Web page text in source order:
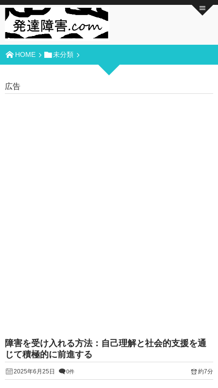
HOME 未分類
広告
障害を受け入れる方法：自己理解と社会的支援を通
じて積極的に前進する
2025年6月25日 0件 約7分